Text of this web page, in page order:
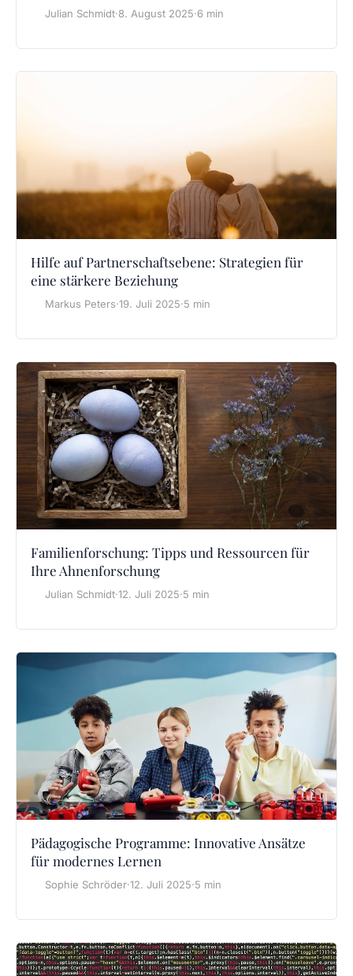
Julian Schmidt·8. August 2025·6 min
Hilfe auf Partnerschaftsebene: Strategien für
eine stärkere Beziehung
Markus Peters·19. Juli 2025·5 min
Familienforschung: Tipps und Ressourcen für
Ihre Ahnenforschung
Julian Schmidt·12. Juli 2025·5 min
Pädagogische Programme: Innovative Ansätze
für modernes Lernen
Sophie Schröder·12. Juli 2025·5 min